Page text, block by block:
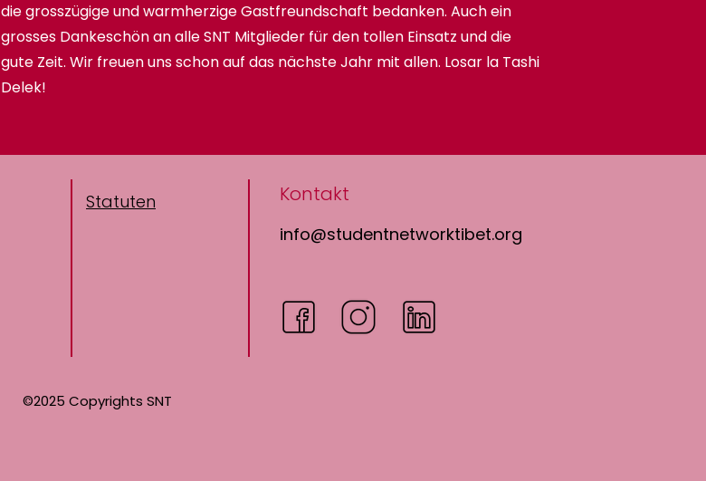
die grosszügige und warmherzige Gastfreundschaft bedanken. Auch ein
grosses Dankeschön an alle SNT Mitglieder für den tollen Einsatz und die
gute Zeit. Wir freuen uns schon auf das nächste Jahr mit allen. Losar la Tashi
Delek!
Statuten Kontakt
info@studentnetworktibet.org
©2025 Copyrights SNT